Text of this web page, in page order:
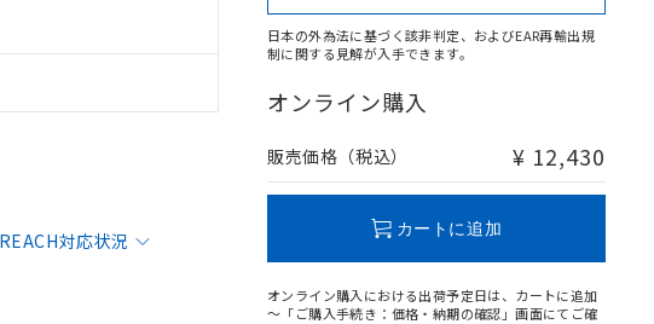
対応状況
日本の外為法に基づく該非判定、およびEAR再輸出規
制に関する見解が入手できます。
オンライン購入
販売価格（税込） ¥ 12,430
カートに追加
オンライン購入における出荷予定日は、カートに追加
～「ご購入手続き：価格・納期の確認」画面にてご確